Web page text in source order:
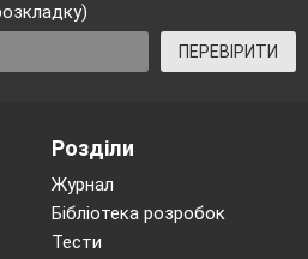
ПЕРЕВІРИТИ
Розділи
Журнал
Бібліотека розробок
Тести